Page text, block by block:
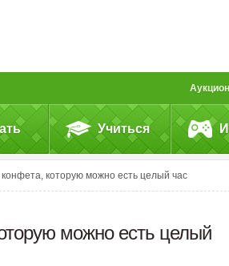
Аукцион
Учиться
которую можно есть целый час
можно есть целый